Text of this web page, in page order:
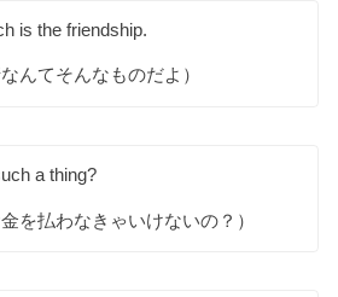
is the friendship.
んてそんなものだよ）
a thing?
を払わなきゃいけないの？）